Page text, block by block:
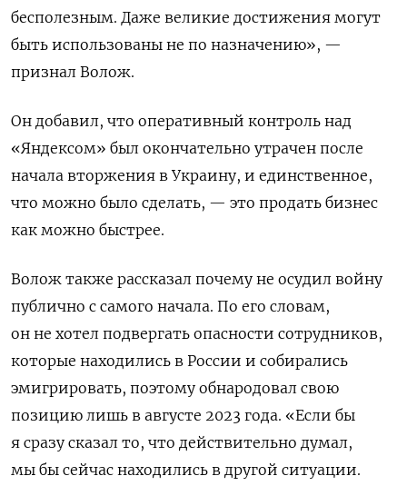
бесполезным. Даже великие достижения могут
быть использованы не по назначению», —
признал Волож.
Он добавил, что оперативный контроль над
«Яндексом» был окончательно утрачен после
начала вторжения в Украину, и единственное,
что можно было сделать, — это продать бизнес
как можно быстрее.
Волож также рассказал почему не осудил войну
публично с самого начала. По его словам,
он не хотел подвергать опасности сотрудников,
которые находились в России и собирались
эмигрировать, поэтому обнародовал свою
позицию лишь в августе 2023 года. «Если бы
я сразу сказал то, что действительно думал,
мы бы сейчас находились в другой ситуации.